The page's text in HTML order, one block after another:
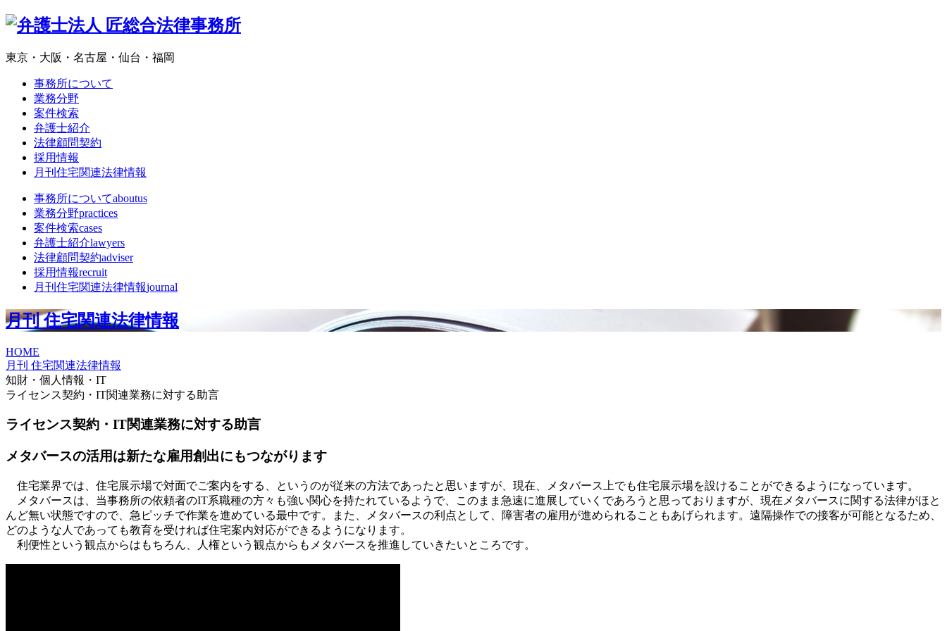
東京・大阪・名古屋・仙台・福岡
事務所について
業務分野
案件検索
弁護士紹介
法律顧問契約
採用情報
月刊住宅関連法律情報
事務所についてaboutus
業務分野practices
案件検索cases
弁護士紹介lawyers
法律顧問契約adviser
採用情報recruit
月刊住宅関連法律情報journal
月刊 住宅関連法律情報
HOME
月刊 住宅関連法律情報
知財・個人情報・IT
ライセンス契約・IT関連業務に対する助言
ライセンス契約・IT関連業務に対する助言
メタバースの活用は新たな雇用創出にもつながります
住宅業界では、住宅展示場で対面でご案内をする、というのが従来の方法であったと思いますが、現在、メタバース上でも住宅展示場を設けることができるようになっています。
メタバースは、当事務所の依頼者のIT系職種の方々も強い関心を持たれているようで、このまま急速に進展していくであろうと思っておりますが、現在メタバースに関する法律がほと
んど無い状態ですので、急ピッチで作業を進めている最中です。また、メタバースの利点として、障害者の雇用が進められることもあげられます。遠隔操作での接客が可能となるため、
どのような人であっても教育を受ければ住宅案内対応ができるようになります。
利便性という観点からはもちろん、人権という観点からもメタバースを推進していきたいところです。